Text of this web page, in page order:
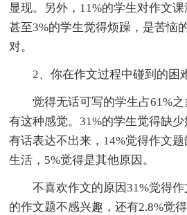
显现。另外，11%的学生对作文课
甚至3%的学生觉得烦躁，是苦恼
对。
2、你在作文过程中碰到的困
觉得无话可写的学生占61%
有这种感觉。31%的学生觉得缺
有话表达不出来，14%觉得作文
生活，5%觉得是其他原因。
不喜欢作文的原因31%觉得
的作文题不感兴趣，还有2.8%觉